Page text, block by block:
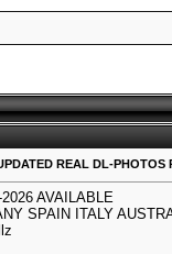
REAL DL-PHOTOS
AVAILABLE
SPAIN ITALY